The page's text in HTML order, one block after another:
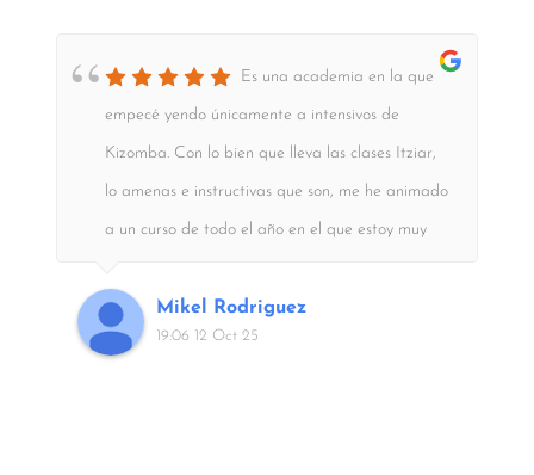
Es una academia en la que
empecé yendo únicamente a intensivos de
Kizomba. Con lo bien que lleva las clases Itziar,
lo amenas e instructivas que son, me he animado
a un curso de todo el año en el que estoy muy
Mikel Rodriguez
19:06 12 Oct 25